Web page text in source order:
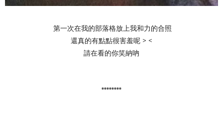
第一次在我的部落格放上我和力的合照
還真的有點點很害羞呢 > <
請在看的你笑納吶
********